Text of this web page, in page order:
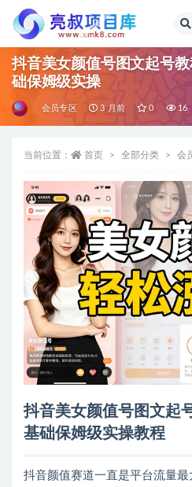
抖音美女颜值号图文起号
础保姆级实操
会员专区 3 月前 0 16
当前位置： 首页 全部分类 会
抖音美女颜值号图文起
基础保姆级实操教程
抖音颜值赛道一直是平台流量最